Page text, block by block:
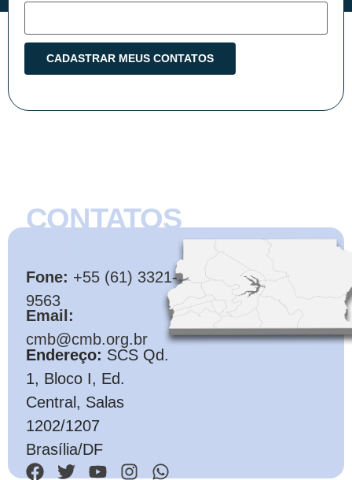
CONTATOS
Fone: +55 (61) 3321-
9563
Email:
cmb@cmb.org.br
Endereço: SCS Qd.
1, Bloco I, Ed.
Central, Salas
1202/1207
Brasília/DF